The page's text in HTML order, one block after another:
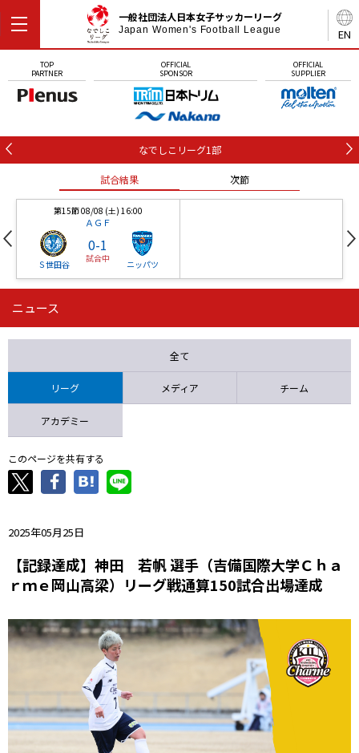
EN
一般社団法人日本女子サッカーリーグ
Japan Women's Football League
TOP
PARTNER
OFFICIAL
SPONSOR
OFFICIAL
SUPPLIER
なでしこリーグ1部
試合結果 次節
第15節 08/08 (土) 16:00
ＡＧＦ
Ｓ世田谷
0-1
試合中
ニッパツ
第16節 09/05 (土) 15:00
ニッパツ 石人の星
ニュース
全て
リーグ メディア チーム
アカデミー
このページを共有する
2025年05月25日
【記録達成】神田 若帆 選手（吉備国際大学Ｃｈａ
ｒｍｅ岡山高梁）リーグ戦通算150試合出場達成